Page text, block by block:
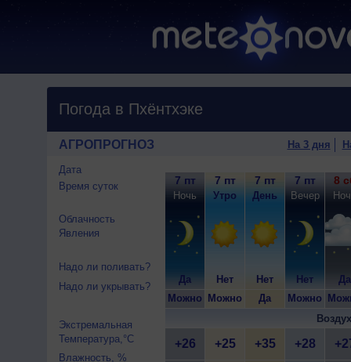
Погода в Пхёнтхэке
АГРОПРОГНОЗ На 3 дня
Дата
Время суток
Облачность
Явления
Надо ли поливать?
Надо ли укрывать?
Экстремальная
Температура,°C
Влажность, %
7 пт
Ночь
Да
Можно
7 пт
Утро
Нет
Можно
7 пт
День
Нет
Да
7 пт
Вечер
Нет
Можно
8
Да
+26 +25 +35 +28